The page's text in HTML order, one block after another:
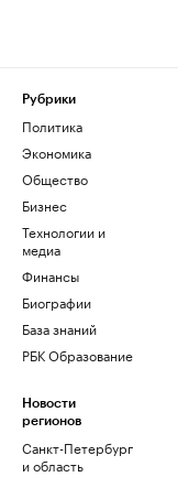
Рубрики
Политика
Экономика
Общество
Бизнес
Технологии и
медиа
Финансы
Биографии
База знаний
РБК Образование
Новости
регионов
Санкт-Петербург
и область